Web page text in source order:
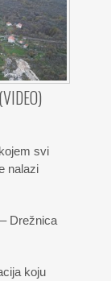
svi
nalazi
Drežnica
koju